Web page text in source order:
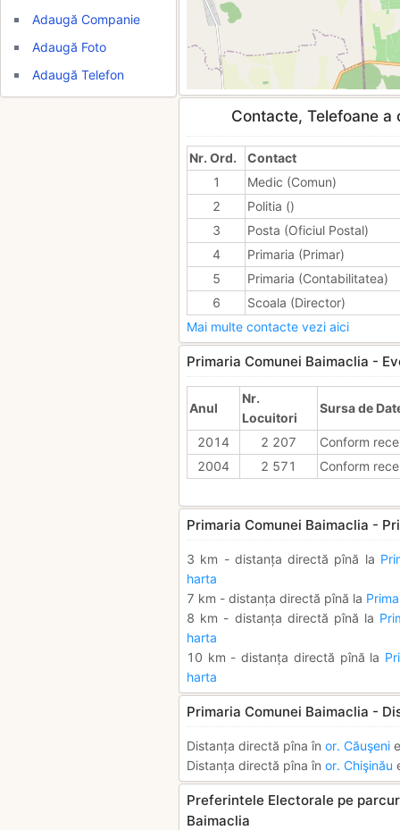
Adaugă Companie
Adaugă Foto
Adaugă Telefon
Contacte, Telefoane
Nr. Ord.
Contact
1
Medic (Comun)
2
Politia ()
3
Posta (Oficiul Postal)
4
Primaria (Primar)
5
Primaria (Contabilitatea)
6
Scoala (Director)
Mai multe contacte vezi aici
Primaria Comunei Baimaclia -
Anul
Nr.
Locuitori
Sursa de
2014 2 207
Conform
2004
2 571 Conform
Primaria Comunei Baimaclia -
3 km - distanța directă pînă la
harta
7 km - distanța directă pînă la
8 km - distanța directă pînă la
harta
10 km - distanța directă pînă la
harta
Primaria Comunei Baimaclia -
Distanța directă pîna în or. Căuşeni
Distanța directă pîna în or. Chişinău
Preferintele Electorale pe
Baimaclia